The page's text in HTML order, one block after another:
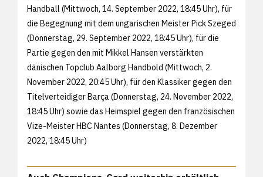
Handball (Mittwoch, 14. September 2022, 18:45 Uhr), für
die Begegnung mit dem ungarischen Meister Pick Szeged
(Donnerstag, 29. September 2022, 18:45 Uhr), für die
Partie gegen den mit Mikkel Hansen verstärkten
dänischen Topclub Aalborg Handbold (Mittwoch, 2.
November 2022, 20:45 Uhr), für den Klassiker gegen den
Titelverteidiger Barça (Donnerstag, 24. November 2022,
18:45 Uhr) sowie das Heimspiel gegen den französischen
Vize-Meister HBC Nantes (Donnerstag, 8. Dezember
2022, 18:45 Uhr)